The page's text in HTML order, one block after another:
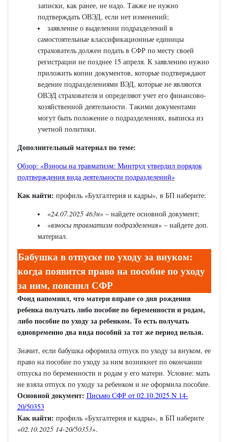
записки, как ранее, не надо. Также не нужно
подтверждать ОВЭД, если нет изменений;
заявление о выделении подразделений в
самостоятельные классификационные единицы
страхователь должен подать в СФР по месту своей
регистрации не позднее 15 апреля. К заявлению нужно
приложить копии документов, которые подтверждают
ведение подразделениями ВЭД, которые не являются
ОВЭД страхователя и определяют учет его финансово-
хозяйственной деятельности. Такими документами
могут быть положение о подразделениях, выписка из
учетной политики.
Дополнительный материал по теме:
Обзор: «Взносы на травматизм: Минтруд утвердил порядок
подтверждения вида деятельности подразделений»
Как найти: профиль «Бухгалтерия и кадры», в БП наберите:
«24.07.2025 463н» – найдете основной документ;
«взносы травматизм подразделения» – найдете доп.
материал.
Бабушка в отпуске по уходу за внуком:
когда появится право на пособие по уходу
за ним, пояснил СФР
Фонд напомнил, что матери вправе со дня рождения
ребенка получать либо пособие по беременности и родам,
либо пособие по уходу за ребенком. То есть получать
одновременно два вида пособий за тот же период нельзя.
Значит, если бабушка оформила отпуск по уходу за внуком, ее
право на пособие по уходу за ним возникнет по окончании
отпуска по беременности и родам у его матери. Условие: мать
не взяла отпуск по уходу за ребенком и не оформила пособие.
Основной документ: Письмо СФР от 02.10.2025 N 14-
20/50353
Как найти: профиль «Бухгалтерия и кадры», в БП наберите
«02.10.2025 14-20/50353».